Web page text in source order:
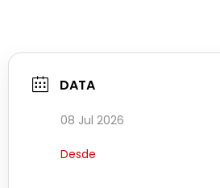
DATA
08 Jul 2026
Desde